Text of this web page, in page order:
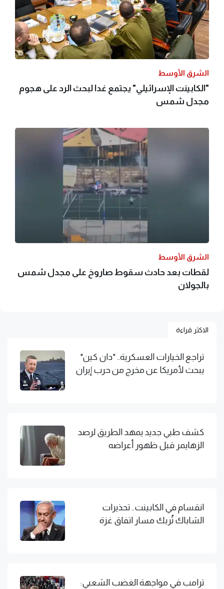
الشرق الأوسط
"الكابينت الإسرائيلي" يجتمع غدا لبحث الرد على هجوم
مجدل شمس
الشرق الأوسط
لقطات بعد حادث سقوط صاروخ على مجدل شمس
بالجولان
الاكثر قراءة
تراجع الخيارات العسكرية.. "دان كين"
يبحث لأمريكا عن مخرج من حرب إيران
كشف طبي جديد يمهد الطريق لرصد
الزهايمر قبل ظهور أعراضه
انقسام في الكابينت.. تحذيرات
الشاباك تُربك مسار اتفاق غزة
ترامب في مواجهة الغضب الشعبي: